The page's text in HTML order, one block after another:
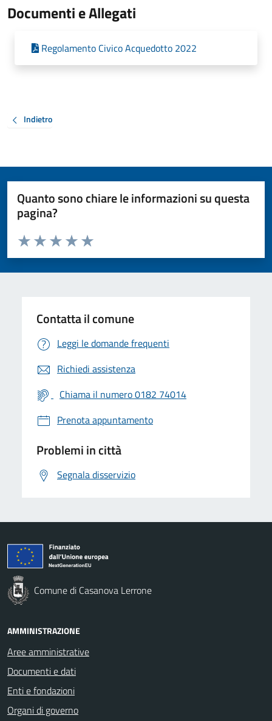
Documenti e Allegati
Regolamento Civico Acquedotto 2022
Indietro
Quanto sono chiare le informazioni su questa
pagina?
Valuta da 1 a 5 stelle la pagina
Valuta 5 stelle su 5
Valuta 4 stelle su 5
Valuta 3 stelle su 5
Valuta 2 stelle su 5
Valuta 1 stelle su 5
Contatta il comune
Leggi le domande frequenti
Richiedi assistenza
Chiama il numero 0182 74014
Prenota appuntamento
Problemi in città
Segnala disservizio
Comune di Casanova Lerrone
AMMINISTRAZIONE
Aree amministrative
Documenti e dati
Enti e fondazioni
Organi di governo